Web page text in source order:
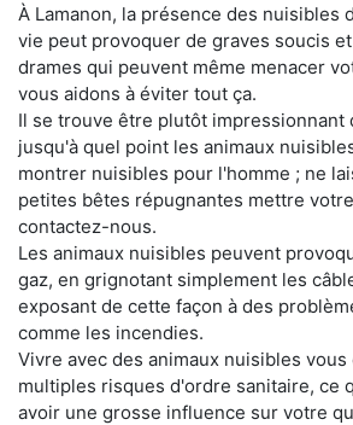
À Lamanon, la présence des nuisibles
vie peut provoquer de graves soucis
drames qui peuvent même menacer
vous aidons à éviter tout ça.
Il se trouve être plutôt impressionnant
jusqu'à quel point les animaux
montrer nuisibles pour l'homme ; ne
petites bêtes répugnantes mettre
contactez-nous.
Les animaux nuisibles peuvent
gaz, en grignotant simplement les
exposant de cette façon à des
comme les incendies.
Vivre avec des animaux nuisibles vous
multiples risques d'ordre sanitaire, ce
avoir une grosse influence sur votre